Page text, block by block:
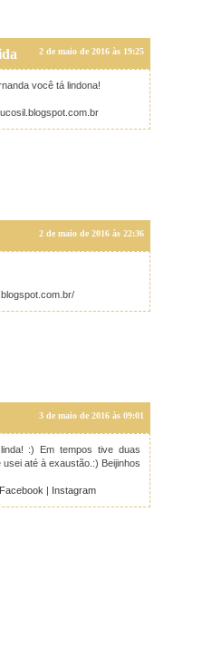
2 de maio de 2016 às 19:25
você tá lindona!
2 de maio de 2016 às 22:36
3 de maio de 2016 às 09:01
:) Em tempos tive duas
até à exaustão.:) Beijinhos
Facebook | Instagram